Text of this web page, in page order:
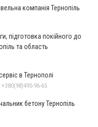
компанія Тернопіль
підготовка покійного до
та область
в Тернополі
96-65
бетону Тернопіль